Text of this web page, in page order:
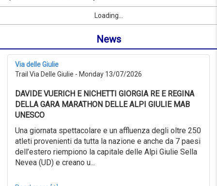
to
from
999KM
Advanced
search
from
06/07/2026
Advanced
search
Sport
City link
Loading...
News
Via delle Giulie
Trail Via Delle Giulie - Monday 13/07/2026
DAVIDE VUERICH E NICHETTI GIORGIA RE E REGINA
DELLA GARA MARATHON DELLE ALPI GIULIE MAB
UNESCO
Una giornata spettacolare e un affluenza degli oltre 250
atleti provenienti da tutta la nazione e anche da 7 paesi
dell’estero riempiono la capitale delle Alpi Giulie Sella
Nevea (UD) e creano u...